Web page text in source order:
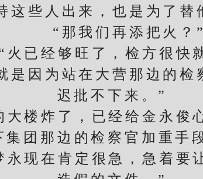
些人出来，也是为了替
“那我们再添把火？”
经够旺了，检方很快
是因为站在大营那边的检
迟批不下来。”
炸了，已经给金永俊
集团那边的检察官加重手
在肯定很急，急着要